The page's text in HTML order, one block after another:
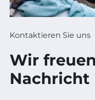
Kontaktieren Sie uns
Wir
Nachricht